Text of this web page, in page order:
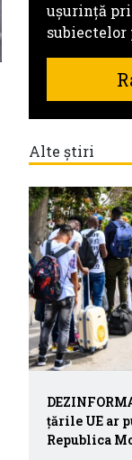
ușurință
subiectelor
Alte știri
țările UE ar
Republica